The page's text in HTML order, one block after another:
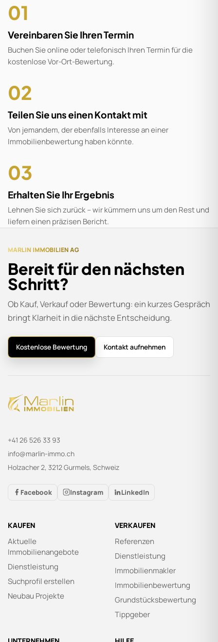
01
Vereinbaren Sie Ihren Termin
Buchen Sie online oder telefonisch Ihren Termin für die
kostenlose Vor-Ort-Bewertung.
02
Teilen Sie uns einen Kontakt mit
Von jemandem, der ebenfalls Interesse an einer
Immobilienbewertung haben könnte.
03
Erhalten Sie Ihr Ergebnis
Lehnen Sie sich zurück – wir kümmern uns um den Rest und
liefern einen präzisen Bericht.
MARLIN IMMOBILIEN AG
Bereit für den nächsten
Schritt?
Ob Kauf, Verkauf oder Bewertung: ein kurzes Gespräch
bringt Klarheit in die nächste Entscheidung.
Kostenlose Bewertung Kontakt aufnehmen
+41 26 526 33 93
info@marlin-immo.ch
Holzacher 2, 3212 Gurmels, Schweiz
Facebook Instagram LinkedIn
KAUFEN
Aktuelle
Immobilienangebote
Dienstleistung
Suchprofil erstellen
Neubau Projekte
VERKAUFEN
Referenzen
Dienstleistung
Immobilienmakler
Immobilienbewertung
Grundstücksbewertung
Tippgeber